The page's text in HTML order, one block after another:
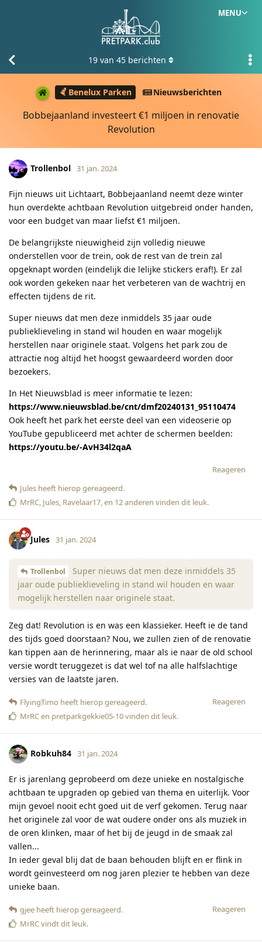
MENU
Benelux Parken Nieuwsberichten
Bobbejaanland investeert €1 miljoen in renovatie
Revolution
19 van 45 berichten
Trollenbol 31 jan. 2024
Fijn nieuws uit Lichtaart, Bobbejaanland neemt deze winter
hun overdekte achtbaan Revolution uitgebreid onder handen,
voor een budget van maar liefst €1 miljoen.
De belangrijkste nieuwigheid zijn volledig nieuwe
onderstellen voor de trein, ook de rest van de trein zal
opgeknapt worden (eindelijk die lelijke stickers eraf!). Er zal
ook worden gekeken naar het verbeteren van de wachtrij en
effecten tijdens de rit.
Super nieuws dat men deze inmiddels 35 jaar oude
publieklieveling in stand wil houden en waar mogelijk
herstellen naar originele staat. Volgens het park zou de
attractie nog altijd het hoogst gewaardeerd worden door
bezoekers.
In Het Nieuwsblad is meer informatie te lezen:
https://www.nieuwsblad.be/cnt/dmf20240131_95110474
Ook heeft het park het eerste deel van een videoserie op
YouTube gepubliceerd met achter de schermen beelden:
https://youtu.be/-AvH34l2qaA
Reageren
Jules heeft hierop gereageerd.
MrRC, Jules, Ravelaar17, en 12anderen vinden dit leuk.
Jules 31 jan. 2024
Trollenbol
Super nieuws dat men deze inmiddels 35
jaar oude publieklieveling in stand wil houden en waar
mogelijk herstellen naar originele staat.
Zeg dat! Revolution is en was een klassieker. Heeft ie de tand
des tijds goed doorstaan? Nou, we zullen zien of de renovatie
kan tippen aan de herinnering, maar als ie naar de old school
versie wordt teruggezet is dat wel tof na alle halfslachtige
versies van de laatste jaren.
Reageren
FlyingTimo heeft hierop gereageerd.
MrRCen pretparkgekkie05-10vinden dit leuk.
Robkuh84 31 jan. 2024
Er is jarenlang geprobeerd om deze unieke en nostalgische
achtbaan te upgraden op gebied van thema en uiterlijk. Voor
mijn gevoel nooit echt goed uit de verf gekomen. Terug naar
het originele zal voor de wat oudere onder ons als muziek in
de oren klinken, maar of het bij de jeugd in de smaak zal
vallen...
In ieder geval blij dat de baan behouden blijft en er flink in
wordt geïnvesteerd om nog jaren plezier te hebben van deze
unieke baan.
Reageren
gjee heeft hierop gereageerd.
MrRCvindt dit leuk.